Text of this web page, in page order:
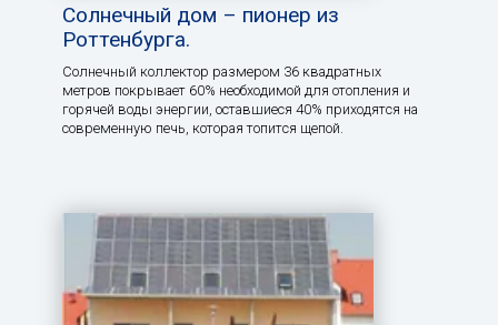
Солнечный дом – пионер из
Роттенбурга.
Солнечный коллектор размером 36 квадратных
метров покрывает 60% необходимой для отопления и
горячей воды энергии, оставшиеся 40% приходятся на
современную печь, которая топится щепой.